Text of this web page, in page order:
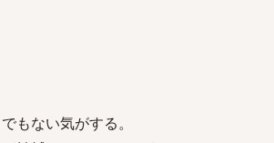
もない気がする。